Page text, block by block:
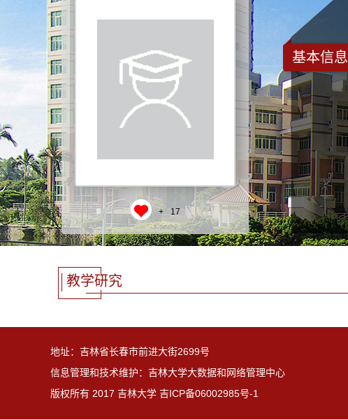
+ 17
基本信息
教学研究
地址：吉林省长春市前进大街2699号
信息管理和技术维护：吉林大学大数据和网络管理中心
版权所有 2017 吉林大学 吉ICP备06002985号-1